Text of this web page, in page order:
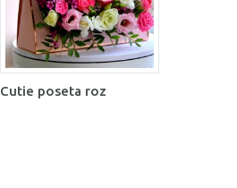
Cutie poseta roz